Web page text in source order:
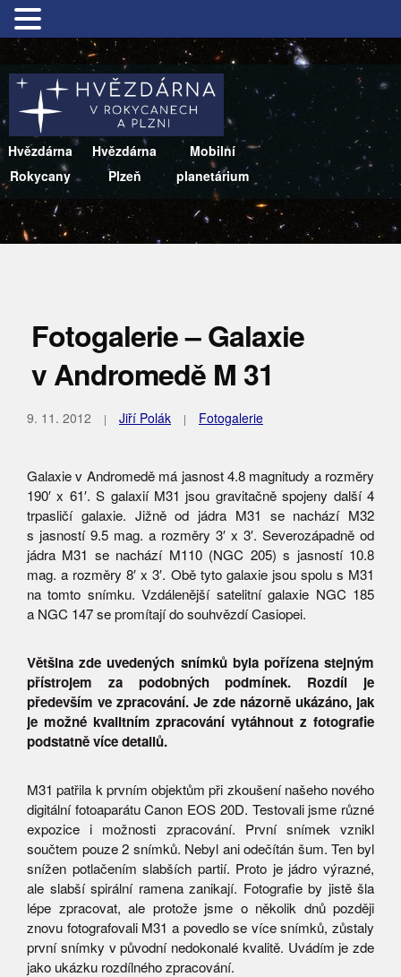
Hvězdárna
Rokycany
Hvězdárna
Plzeň
Mobilní
planetárium
Fotogalerie – Galaxie
v Andromedě M 31
9. 11. 2012 Jiří Polák Fotogalerie
Galaxie v Andromedě má jasnost 4.8 magnitudy a rozměry
190′ x 61′. S galaxií M31 jsou gravitačně spojeny další 4
trpasličí galaxie. Jižně od jádra M31 se nachází M32
s jasností 9.5 mag. a rozměry 3′ x 3′. Severozápadně od
jádra M31 se nachází M110 (NGC 205) s jasností 10.8
mag. a rozměry 8′ x 3′. Obě tyto galaxie jsou spolu s M31
na tomto snímku. Vzdálenější satelitní galaxie NGC 185
a NGC 147 se promítají do souhvězdí Casiopei.
Většina zde uvedených snímků byla pořízena stejným
přístrojem za podobných podmínek. Rozdíl je
především ve zpracování. Je zde názorně ukázáno, jak
je možné kvalitním zpracování vytáhnout z fotografie
podstatně více detailů.
M31 patřila k prvním objektům při zkoušení našeho nového
digitální fotoaparátu Canon EOS 20D. Testovali jsme různé
expozice i možnosti zpracování. První snímek vznikl
součtem pouze 2 snímků. Nebyl ani odečítán šum. Ten byl
snížen potlačením slabších partií. Proto je jádro výrazné,
ale slabší spirální ramena zanikají. Fotografie by jistě šla
lépe zpracovat, ale protože jsme o několik dnů později
znovu fotografovali M31 a povedlo se více snímků, zůstaly
první snímky v původní nedokonalé kvalitě. Uvádím je zde
jako ukázku rozdílného zpracování.